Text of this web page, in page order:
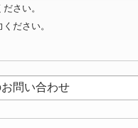
さい。
ださい。